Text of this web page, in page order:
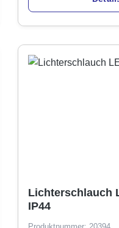
Lichterschlauch
IP44